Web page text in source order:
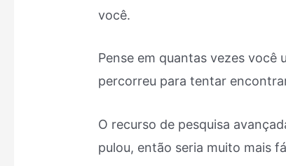
você.
Pense em quantas vezes você
percorreu para tentar
O recurso de pesquisa
pulou, então seria muito mais